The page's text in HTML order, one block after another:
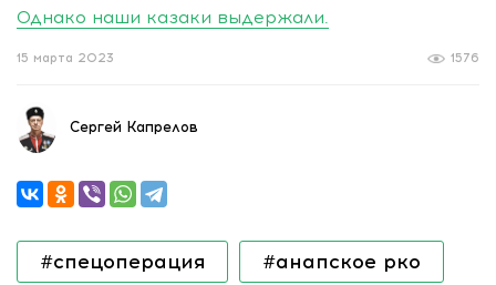
Однако наши казаки выдержали.
1576
15 марта 2023
Сергей Капрелов
#спецоперация #анапское рко